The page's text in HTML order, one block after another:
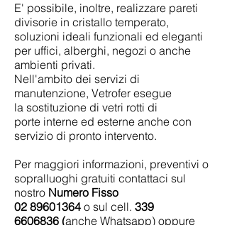
E' possibile, inoltre, realizzare pareti
divisorie in cristallo temperato,
soluzioni ideali funzionali ed eleganti
per uffici, alberghi, negozi o anche
ambienti privati.
Nell'ambito dei servizi di
manutenzione, Vetrofer esegue
la sostituzione di vetri rotti di
porte interne ed esterne anche con
servizio di pronto intervento.
Per maggiori informazioni, preventivi o
sopralluoghi gratuiti contattaci sul
nostro Numero Fisso
02 89601364 o sul cell. 339
6606836 (anche Whatsapp) oppure